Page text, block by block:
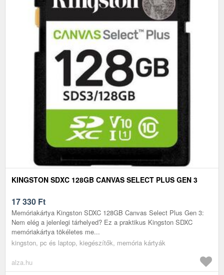
KINGSTON SDXC 128GB CANVAS SELECT PLUS GEN 3
17 330 Ft
Memóriakártya Kingston SDXC 128GB Canvas Select Plus Gen 3:
Nem elég a jelenlegi tárhelyed? Ez a praktikus Kingston SDXC
memóriakártya tökéletes me...
kingston, pc és laptop, kiegészítők, memória kártyák
alza.hu